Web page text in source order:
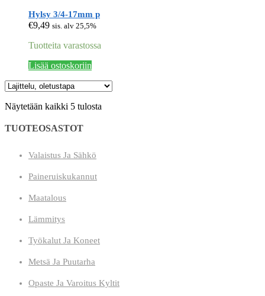
Hylsy 3/4-17mm p
€9,49 sis. alv 25,5%
Tuotteita varastossa
Lisää ostoskoriin
Näytetään kaikki 5 tulosta
TUOTEOSASTOT
Valaistus Ja Sähkö
Paineruiskukannut
Maatalous
Lämmitys
Työkalut Ja Koneet
Metsä Ja Puutarha
Opaste Ja Varoitus Kyltit